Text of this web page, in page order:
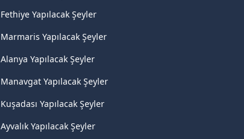
Fethiye Yapılacak Şeyler
Marmaris Yapılacak Şeyler
Alanya Yapılacak Şeyler
Manavgat Yapılacak Şeyler
Kuşadası Yapılacak Şeyler
Ayvalık Yapılacak Şeyler